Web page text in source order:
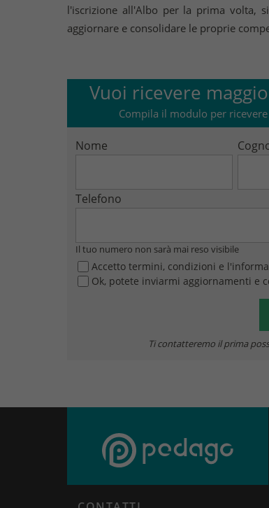
l'iscrizione all'Albo per la prima volta,
aggiornare e consolidare le proprie
Vuoi ricevere
Compila il modulo per
Nome
Telefono
Il tuo numero non sarà mai reso visibile
Accetto termini, condizioni e
Ok, potete inviarmi aggiornamenti e
Ti contatteremo il prima